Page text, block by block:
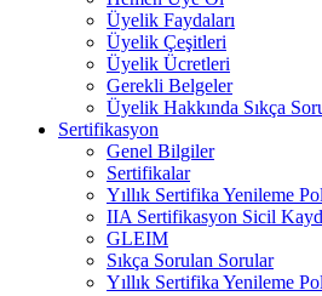
Üyelik Faydaları
Üyelik Çeşitleri
Üyelik Ücretleri
Gerekli Belgeler
Üyelik Hakkında Sıkça
Sertifikasyon
Genel Bilgiler
Sertifikalar
Yıllık Sertifika Yenileme
IIA Sertifikasyon Sicil
GLEIM
Sıkça Sorulan Sorular
Yıllık Sertifika Yenileme